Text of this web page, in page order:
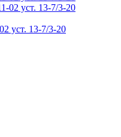
уст. 13-7/3-20